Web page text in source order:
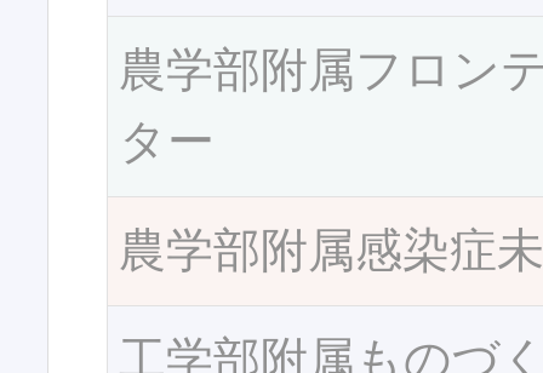
農学部附属フロン
ター
農学部附属感染症
工学部附属ものづ